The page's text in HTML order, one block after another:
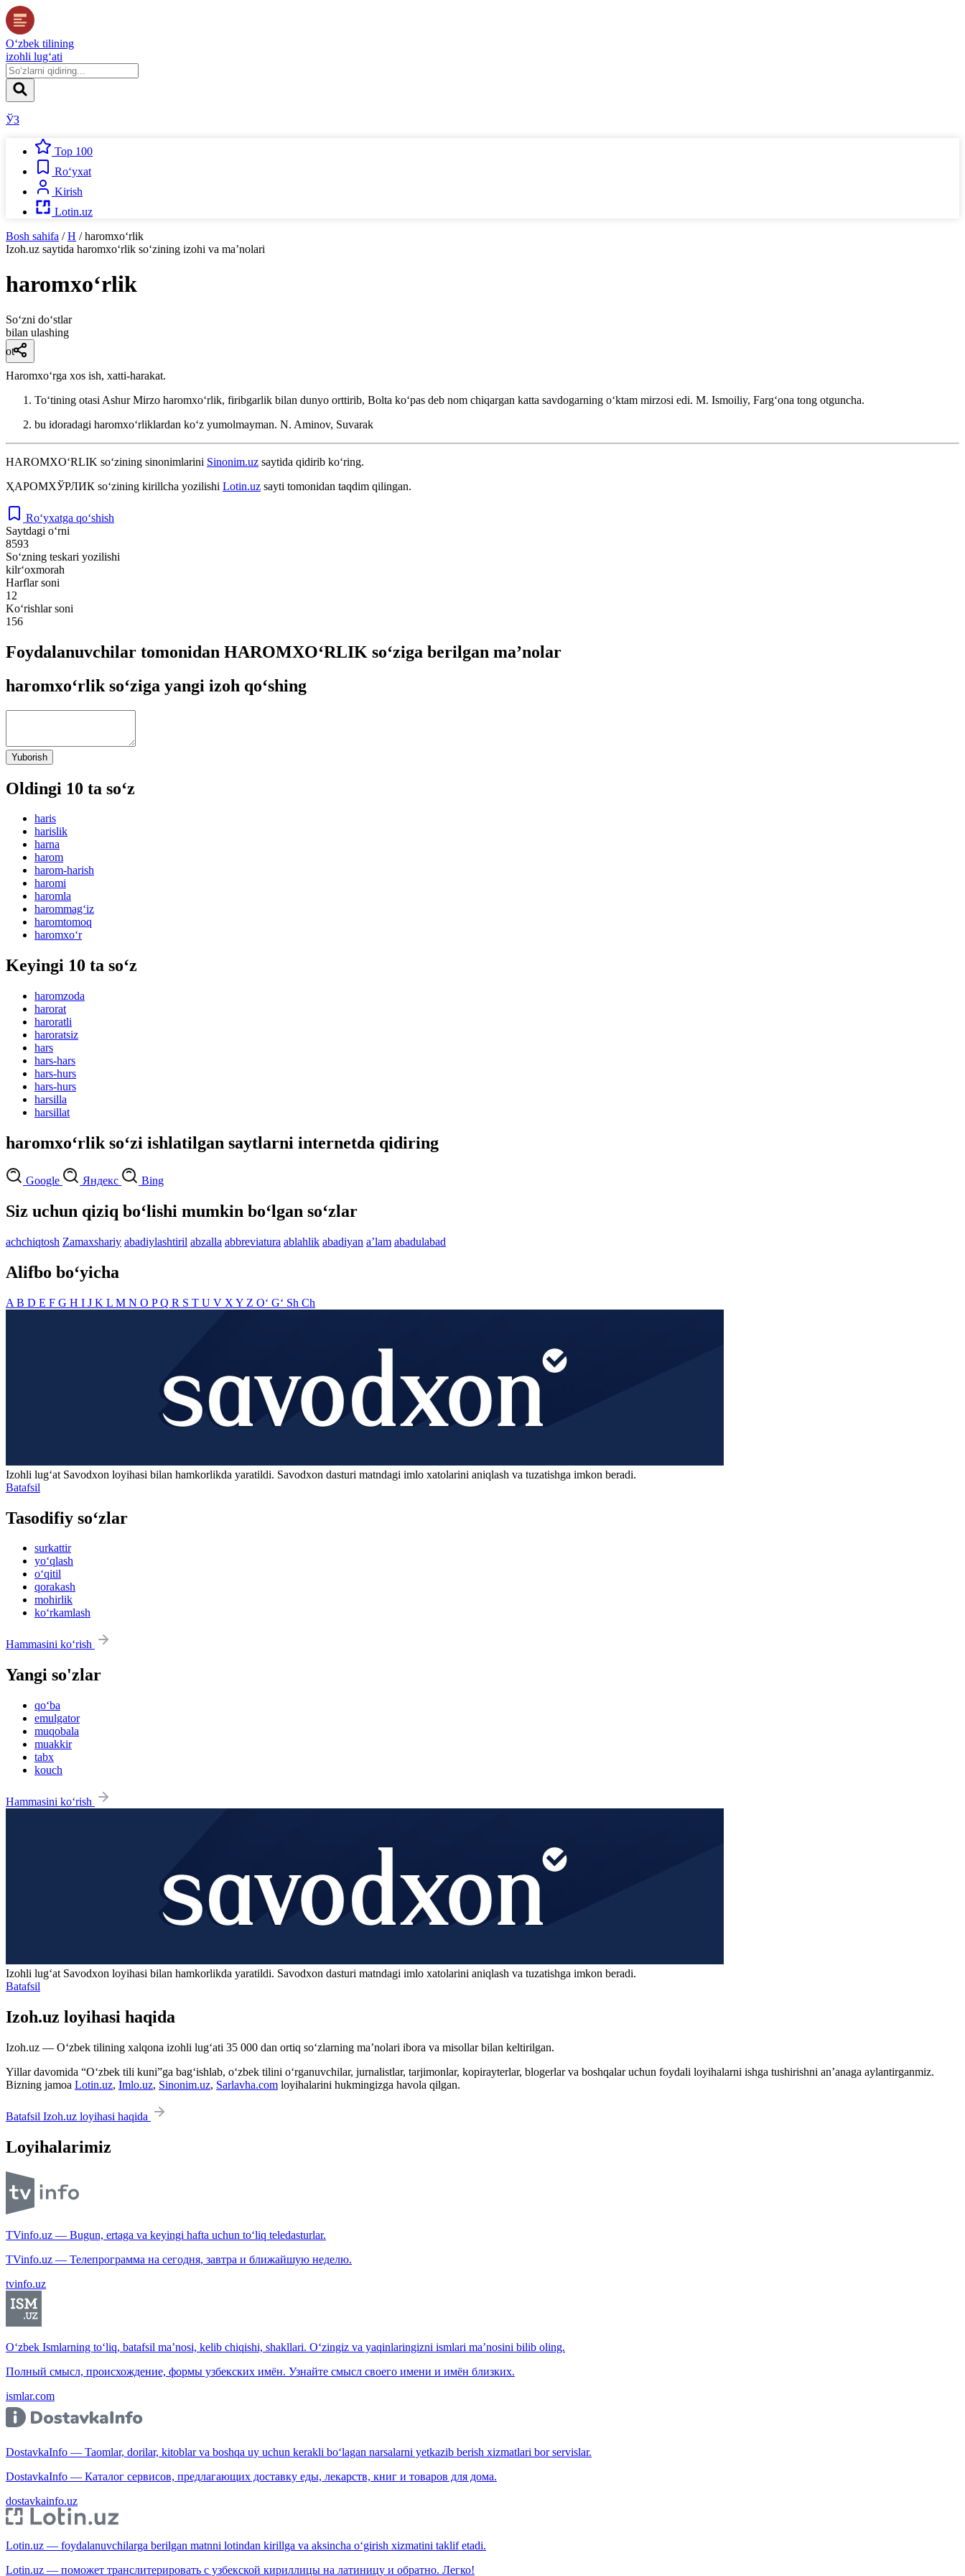
O‘zbek tilining
izohli lug‘ati
ЎЗ
Top 100
Ro‘yxat
Kirish
Lotin.uz
Bosh sahifa / H / haromxo‘rlik
Izoh.uz saytida haromxo‘rlik so‘zining izohi va ma’nolari
haromxo‘rlik
So‘zni do‘stlar
bilan ulashing
ot
Haromxoʻrga xos ish, xatti-harakat.
Toʻtining otasi Ashur Mirzo haromxoʻrlik, firibgarlik bilan dunyo orttirib, Bolta koʻpas deb nom chiqargan katta savdogarning oʻktam mirzosi edi. M. Ismoiliy, Fargʻona tong otguncha.
bu idoradagi haromxoʻrliklardan koʻz yumolmayman. N. Aminov, Suvarak
HAROMXO‘RLIK so‘zining sinonimlarini Sinonim.uz saytida qidirib ko‘ring.
ҲАРОМХЎРЛИК so‘zining kirillcha yozilishi Lotin.uz sayti tomonidan taqdim qilingan.
Ro‘yxatga qo‘shish
Saytdagi o‘rni
8593
So‘zning teskari yozilishi
kilr‘oxmorah
Harflar soni
12
Ko‘rishlar soni
156
Foydalanuvchilar tomonidan HAROMXO‘RLIK so‘ziga berilgan ma’nolar
haromxo‘rlik so‘ziga yangi izoh qo‘shing
Yuborish
Oldingi 10 ta so‘z
haris
harislik
harna
harom
harom-harish
haromi
haromla
harommag‘iz
haromtomoq
haromxo‘r
Keyingi 10 ta so‘z
haromzoda
harorat
haroratli
haroratsiz
hars
hars-hars
hars-hurs
hars-hurs
harsilla
harsillat
haromxo‘rlik so‘zi ishlatilgan saytlarni internetda qidiring
Google Яндекс Bing
Siz uchun qiziq bo‘lishi mumkin bo‘lgan so‘zlar
achchiqtosh Zamaxshariy abadiylashtiril abzalla abbreviatura ablahlik abadiyan aʼlam abadulabad
Alifbo bo‘yicha
A B D E F G H I J K L M N O PQ R S T U V X Y Z O‘ G‘ Sh Ch
Izohli lugʻat Savodxon loyihasi bilan hamkorlikda yaratildi. Savodxon dasturi matndagi imlo xatolarini aniqlash va tuzatishga imkon beradi.
Batafsil
Tasodifiy so‘zlar
surkattir
yo‘qlash
o‘qitil
qorakash
mohirlik
ko‘rkamlash
Hammasini ko‘rish
Yangi so'zlar
qo‘ba
emulgator
muqobala
muakkir
tabx
kouch
Hammasini ko‘rish
Izohli lugʻat Savodxon loyihasi bilan hamkorlikda yaratildi. Savodxon dasturi matndagi imlo xatolarini aniqlash va tuzatishga imkon beradi.
Batafsil
Izoh.uz loyihasi haqida
Izoh.uz — O‘zbek tilining xalqona izohli lug‘ati 35 000 dan ortiq so‘zlarning ma’nolari ibora va misollar bilan keltirilgan.
Yillar davomida “O‘zbek tili kuni”ga bag‘ishlab, o‘zbek tilini o‘rganuvchilar, jurnalistlar, tarjimonlar, kopirayterlar, blogerlar va boshqalar uchun foydali loyihalarni ishga tushirishni an’anaga aylantirganmiz.
Bizning jamoa Lotin.uz, Imlo.uz, Sinonim.uz, Sarlavha.com loyihalarini hukmingizga havola qilgan.
Batafsil Izoh.uz loyihasi haqida
Loyihalarimiz
TVinfo.uz — Bugun, ertaga va keyingi hafta uchun to‘liq teledasturlar.
TVinfo.uz — Телепрограмма на сегодня, завтра и ближайшую неделю.
tvinfo.uz
O‘zbek Ismlarning to‘liq, batafsil ma’nosi, kelib chiqishi, shakllari. O‘zingiz va yaqinlaringizni ismlari ma’nosini bilib oling.
Полный смысл, происхождение, формы узбекских имён. Узнайте смысл своего имени и имён близких.
ismlar.com
DostavkaInfo — Taomlar, dorilar, kitoblar va boshqa uy uchun kerakli bo‘lagan narsalarni yetkazib berish xizmatlari bor servislar.
DostavkaInfo — Каталог сервисов, предлагающих доставку еды, лекарств, книг и товаров для дома.
dostavkainfo.uz
Lotin.uz — foydalanuvchilarga berilgan matnni lotindan kirillga va aksincha o‘girish xizmatini taklif etadi.
Lotin.uz — поможет транслитерировать с узбекской кириллицы на латиницу и обратно. Легко!